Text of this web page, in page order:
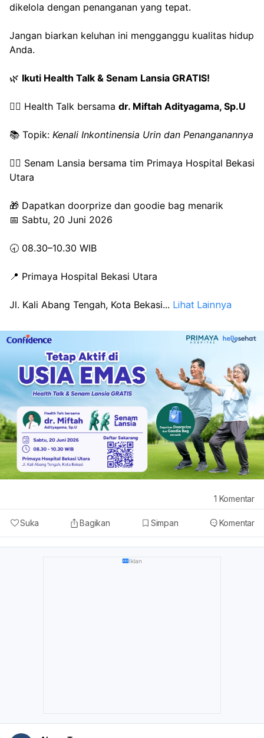
dikelola dengan penanganan yang tepat.
Jangan biarkan keluhan ini mengganggu kualitas hidup
Anda.
🌿 Ikuti Health Talk & Senam Lansia GRATIS!
👨‍⚕️ Health Talk bersama dr. Miftah Adityagama, Sp.U
📚 Topik: Kenali Inkontinensia Urin dan Penanganannya
🧘‍♀️ Senam Lansia bersama tim Primaya Hospital Bekasi
Utara
🎁 Dapatkan doorprize dan goodie bag menarik
📅 Sabtu, 20 Juni 2026
🕣 08.30–10.30 WIB
📍 Primaya Hospital Bekasi Utara
Jl. Kali Abang Tengah, Kota Bekasi... Lihat Lainnya
Suka Bagikan Simpan Komentar
1 Komentar
Iklan